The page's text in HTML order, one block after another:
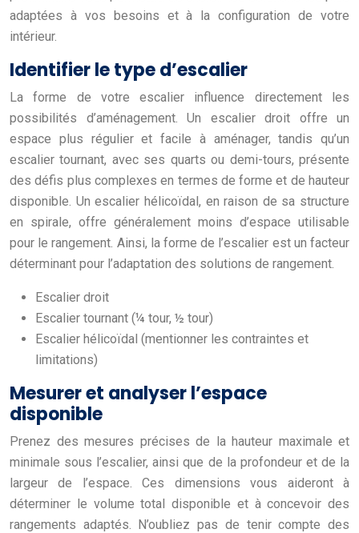
adaptées à vos besoins et à la configuration de votre
intérieur.
Identifier le type d’escalier
La forme de votre escalier influence directement les
possibilités d’aménagement. Un escalier droit offre un
espace plus régulier et facile à aménager, tandis qu’un
escalier tournant, avec ses quarts ou demi-tours, présente
des défis plus complexes en termes de forme et de hauteur
disponible. Un escalier hélicoïdal, en raison de sa structure
en spirale, offre généralement moins d’espace utilisable
pour le rangement. Ainsi, la forme de l’escalier est un facteur
déterminant pour l’adaptation des solutions de rangement.
Escalier droit
Escalier tournant (¼ tour, ½ tour)
Escalier hélicoïdal (mentionner les contraintes et
limitations)
Mesurer et analyser l’espace
disponible
Prenez des mesures précises de la hauteur maximale et
minimale sous l’escalier, ainsi que de la profondeur et de la
largeur de l’espace. Ces dimensions vous aideront à
déterminer le volume total disponible et à concevoir des
rangements adaptés. N’oubliez pas de tenir compte des